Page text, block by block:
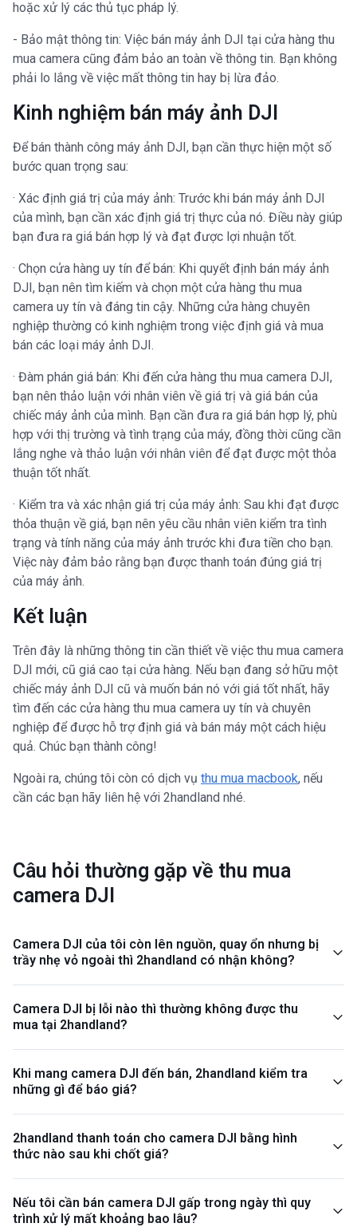
hoặc xử lý các thủ tục pháp lý.
- Bảo mật thông tin: Việc bán máy ảnh DJI tại cửa hàng thu
mua camera cũng đảm bảo an toàn về thông tin. Bạn không
phải lo lắng về việc mất thông tin hay bị lừa đảo.
Kinh nghiệm bán máy ảnh DJI
Để bán thành công máy ảnh DJI, bạn cần thực hiện một số
bước quan trọng sau:
· Xác định giá trị của máy ảnh: Trước khi bán máy ảnh DJI
của mình, bạn cần xác định giá trị thực của nó. Điều này giúp
bạn đưa ra giá bán hợp lý và đạt được lợi nhuận tốt.
· Chọn cửa hàng uy tín để bán: Khi quyết định bán máy ảnh
DJI, bạn nên tìm kiếm và chọn một cửa hàng thu mua
camera uy tín và đáng tin cậy. Những cửa hàng chuyên
nghiệp thường có kinh nghiệm trong việc định giá và mua
bán các loại máy ảnh DJI.
· Đàm phán giá bán: Khi đến cửa hàng thu mua camera DJI,
bạn nên thảo luận với nhân viên về giá trị và giá bán của
chiếc máy ảnh của mình. Bạn cần đưa ra giá bán hợp lý, phù
hợp với thị trường và tình trạng của máy, đồng thời cũng cần
lắng nghe và thảo luận với nhân viên để đạt được một thỏa
thuận tốt nhất.
· Kiểm tra và xác nhận giá trị của máy ảnh: Sau khi đạt được
thỏa thuận về giá, bạn nên yêu cầu nhân viên kiểm tra tình
trạng và tính năng của máy ảnh trước khi đưa tiền cho bạn.
Việc này đảm bảo rằng bạn được thanh toán đúng giá trị
của máy ảnh.
Kết luận
Trên đây là những thông tin cần thiết về việc thu mua camera
DJI mới, cũ giá cao tại cửa hàng. Nếu bạn đang sở hữu một
chiếc máy ảnh DJI cũ và muốn bán nó với giá tốt nhất, hãy
tìm đến các cửa hàng thu mua camera uy tín và chuyên
nghiệp để được hỗ trợ định giá và bán máy một cách hiệu
quả. Chúc bạn thành công!
Ngoài ra, chúng tôi còn có dịch vụ thu mua macbook, nếu
cần các bạn hãy liên hệ với 2handland nhé.
Câu hỏi thường gặp về thu mua
camera DJI
Camera DJI của tôi còn lên nguồn, quay ổn nhưng bị
trầy nhẹ vỏ ngoài thì 2handland có nhận không?
Camera DJI bị lỗi nào thì thường không được thu
mua tại 2handland?
Khi mang camera DJI đến bán, 2handland kiểm tra
những gì để báo giá?
2handland thanh toán cho camera DJI bằng hình
thức nào sau khi chốt giá?
Nếu tôi cần bán camera DJI gấp trong ngày thì quy
trình xử lý mất khoảng bao lâu?